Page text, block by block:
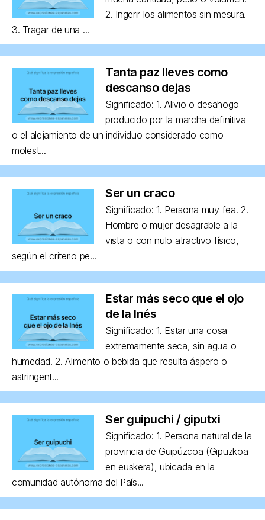
2. Ingerir los alimentos sin mesura.
3. Tragar de una ...
Tanta paz lleves como
descanso dejas
Significado: 1. Alivio o desahogo
producido por la marcha definitiva
o el alejamiento de un individuo considerado como
molest...
Ser un craco
Significado: 1. Persona muy fea. 2.
Hombre o mujer desagrable a la
vista o con nulo atractivo físico,
según el criterio pe...
Estar más seco que el ojo
de la Inés
Significado: 1. Estar una cosa
extremamente seca, sin agua o
humedad. 2. Alimento o bebida que resulta áspero o
astringent...
Ser guipuchi / giputxi
Significado: 1. Persona natural de la
provincia de Guipúzcoa (Gipuzkoa
en euskera), ubicada en la
comunidad autónoma del País...